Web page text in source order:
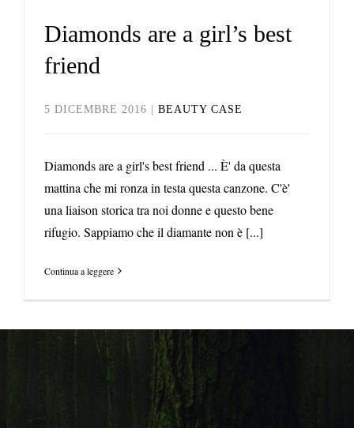
Diamonds are a girl’s best
friend
5 DICEMBRE 2016 BEAUTY CASE
Diamonds are a girl's best friend ... È' da questa
mattina che mi ronza in testa questa canzone. C'è'
una liaison storica tra noi donne e questo bene
rifugio. Sappiamo che il diamante non è [...]
Continua a leggere